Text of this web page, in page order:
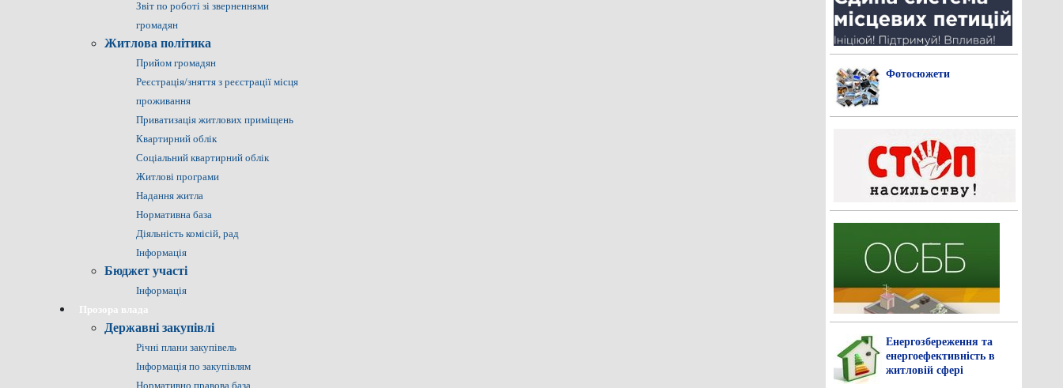
Звіт по роботі зі зверненнями
громадян
Житлова політика
Прийом громадян
Реєстрація/зняття з реєстрації місця
проживання
Приватизація житлових приміщень
Квартирний облік
Соціальний квартирний облік
Житлові програми
Надання житла
Нормативна база
Діяльність комісій, рад
Інформація
Бюджет участі
Інформація
Прозора влада
Державні закупівлі
Річні плани закупівель
Інформація по закупівлям
Нормативно правова база
Фотосюжети
Енергозбереження та
енергоефективність в
житловій сфері